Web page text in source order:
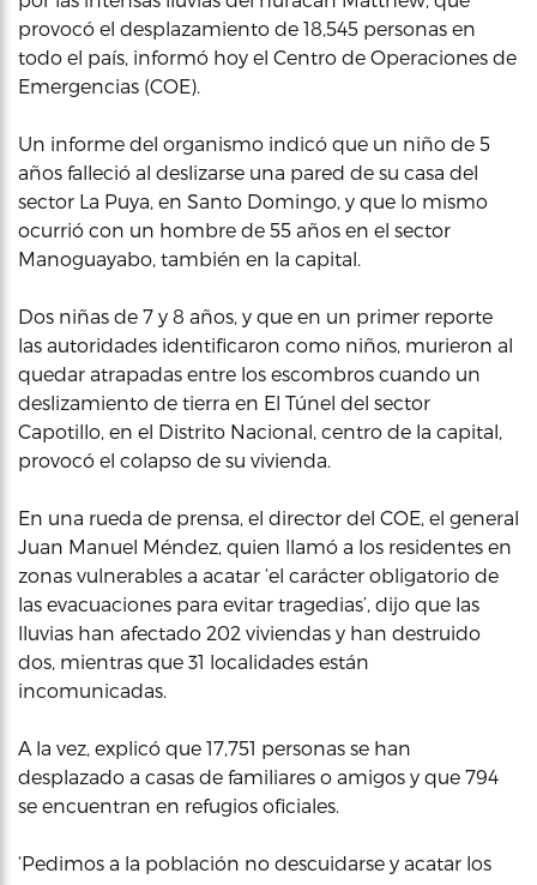
provocó el desplazamiento de 18,545 personas en
todo el país, informó hoy el Centro de Operaciones de
Emergencias (COE).
Un informe del organismo indicó que un niño de 5
años falleció al deslizarse una pared de su casa del
sector La Puya, en Santo Domingo, y que lo mismo
ocurrió con un hombre de 55 años en el sector
Manoguayabo, también en la capital.
Dos niñas de 7 y 8 años, y que en un primer reporte
las autoridades identificaron como niños, murieron al
quedar atrapadas entre los escombros cuando un
deslizamiento de tierra en El Túnel del sector
Capotillo, en el Distrito Nacional, centro de la capital,
provocó el colapso de su vivienda.
En una rueda de prensa, el director del COE, el general
Juan Manuel Méndez, quien llamó a los residentes en
zonas vulnerables a acatar ‘el carácter obligatorio de
las evacuaciones para evitar tragedias’, dijo que las
lluvias han afectado 202 viviendas y han destruido
dos, mientras que 31 localidades están
incomunicadas.
A la vez, explicó que 17,751 personas se han
desplazado a casas de familiares o amigos y que 794
se encuentran en refugios oficiales.
‘Pedimos a la población no descuidarse y acatar los